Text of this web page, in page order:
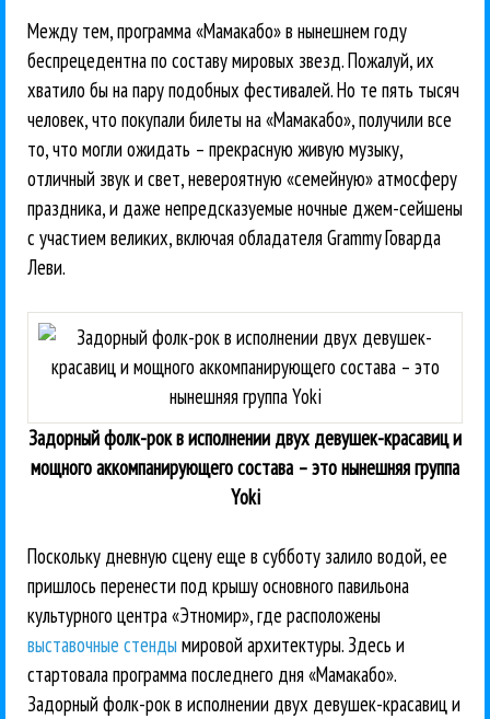
Между тем, программа «Мамакабо» в нынешнем году
беспрецедентна по составу мировых звезд. Пожалуй, их
хватило бы на пару подобных фестивалей. Но те пять тысяч
человек, что покупали билеты на «Мамакабо», получили все
то, что могли ожидать – прекрасную живую музыку,
отличный звук и свет, невероятную «семейную» атмосферу
праздника, и даже непредсказуемые ночные джем-сейшены
с участием великих, включая обладателя Grammy Говарда
Леви.
Задорный фолк-рок в исполнении двух девушек-красавиц и
мощного аккомпанирующего состава – это нынешняя группа
Yoki
Поскольку дневную сцену еще в субботу залило водой, ее
пришлось перенести под крышу основного павильона
культурного центра «Этномир», где расположены
выставочные стенды мировой архитектуры. Здесь и
стартовала программа последнего дня «Мамакабо».
Задорный фолк-рок в исполнении двух девушек-красавиц и